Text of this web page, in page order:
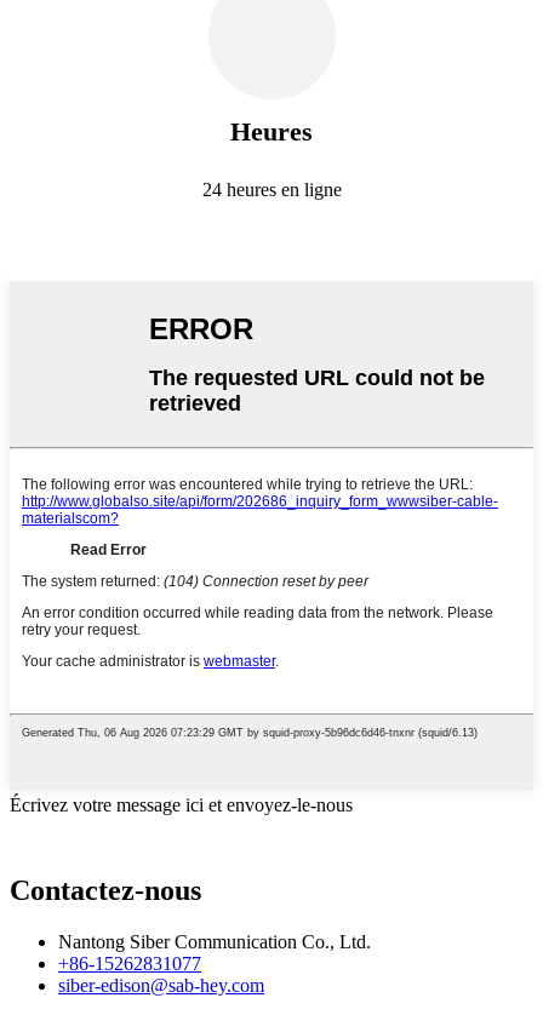
Heures
24 heures en ligne
Écrivez votre message ici et envoyez-le-nous
Contactez-nous
Nantong Siber Communication Co., Ltd.
+86-15262831077
siber-edison@sab-hey.com